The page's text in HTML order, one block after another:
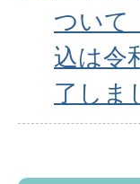
ついて
込は令
了しま